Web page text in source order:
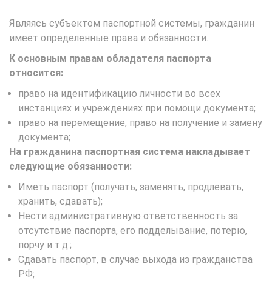
Являясь субъектом паспортной системы, гражданин
имеет определенные права и обязанности.
К основным правам обладателя паспорта
относится:
право на идентификацию личности во всех
инстанциях и учреждениях при помощи документа;
право на перемещение, право на получение и замену
документа;
На гражданина паспортная система накладывает
следующие обязанности:
Иметь паспорт (получать, заменять, продлевать,
хранить, сдавать);
Нести административную ответственность за
отсутствие паспорта, его подделывание, потерю,
порчу и т.д.;
Сдавать паспорт, в случае выхода из гражданства
РФ;